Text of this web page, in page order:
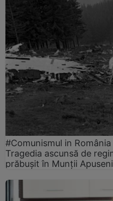
#Comunismul in România
Tragedia ascunsă de
prăbușit în Munții